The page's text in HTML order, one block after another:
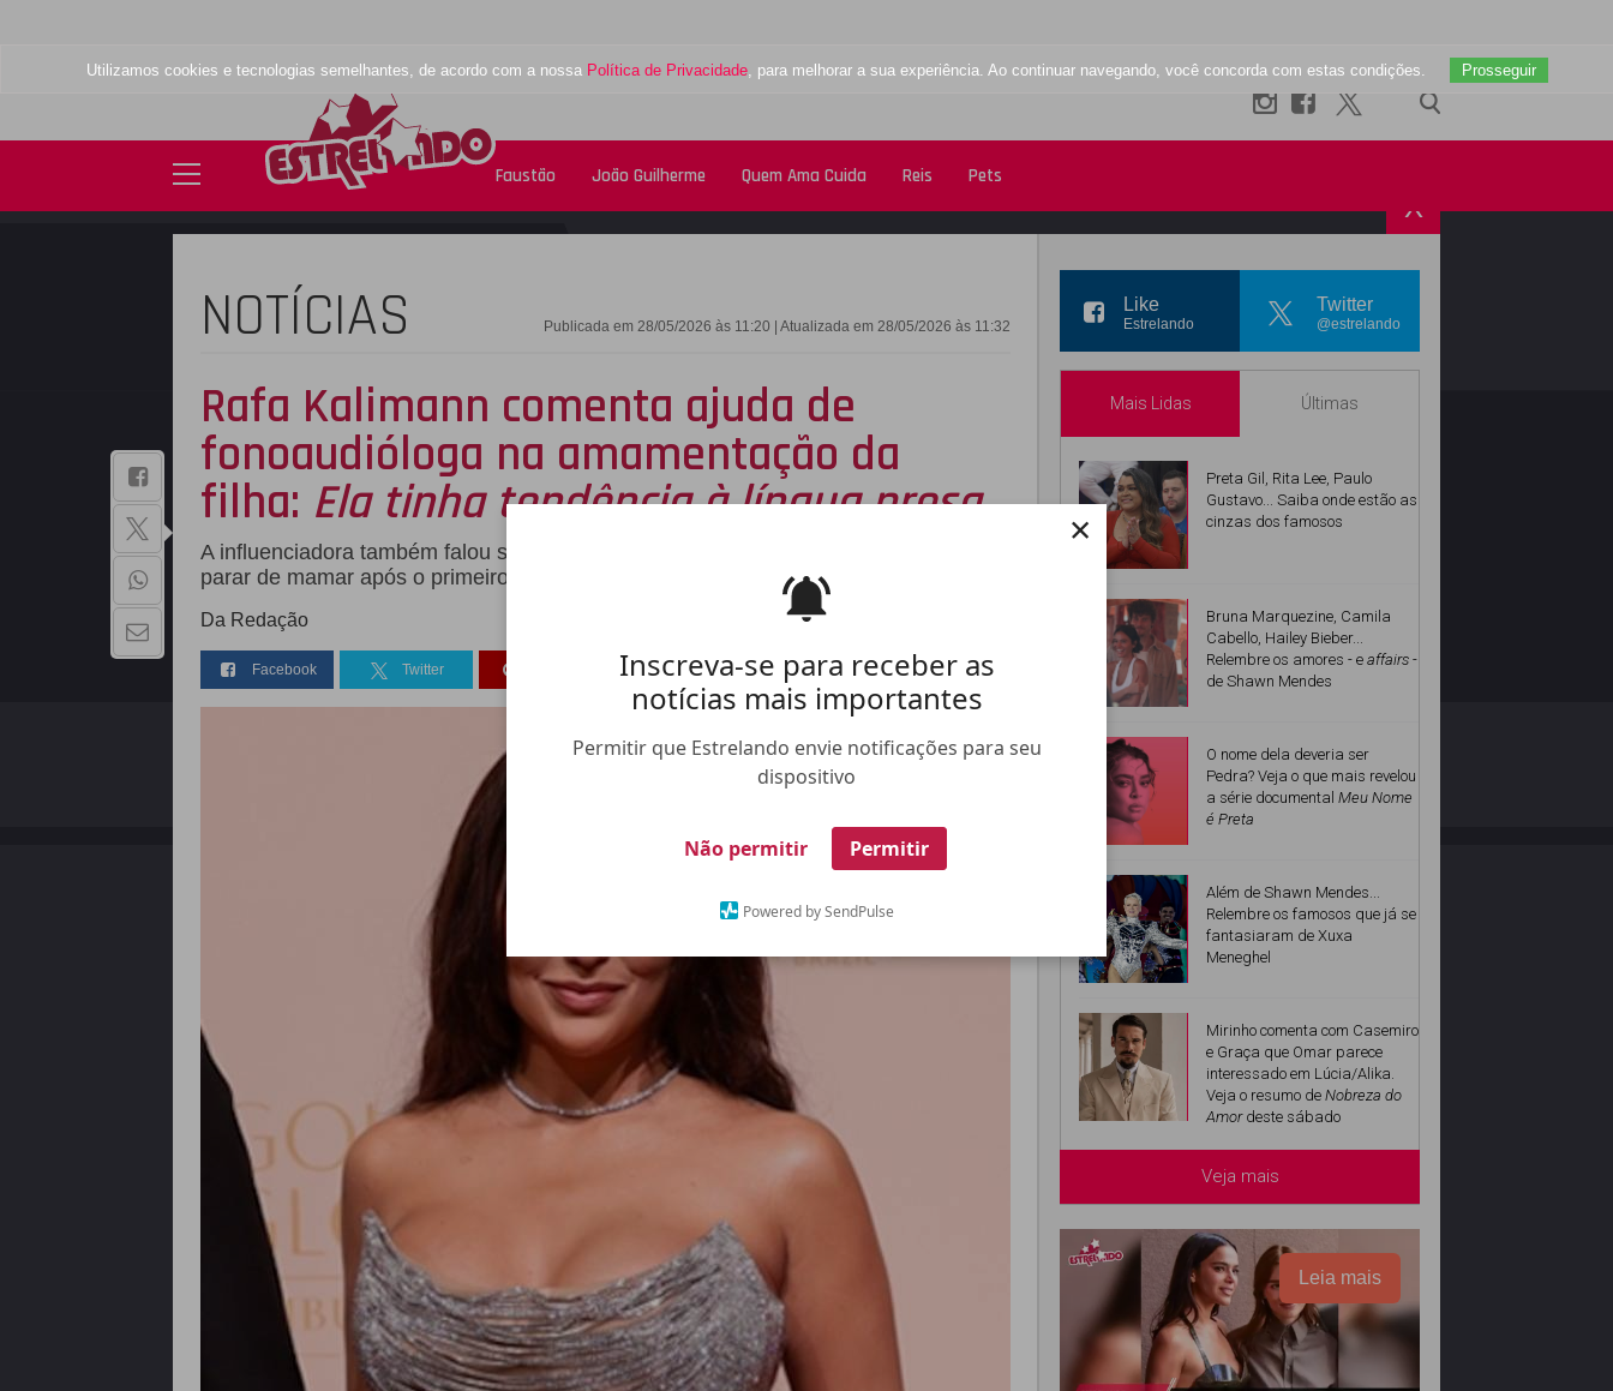
Inscreva-se para receber as
notícias mais importantes
Permitir que Estrelando envie notificações para seu
dispositivo
Não permitir Permitir
Powered by SendPulse
×
Utilizamos cookies e tecnologias semelhantes, de acordo com a nossa Política de Privacidade, para melhorar a sua experiência. Ao continuar navegando, você concorda com estas condições. Prosseguir
Faustão João Guilherme Quem Ama Cuida Reis Pets
X
NOTÍCIAS Publicada em 28/05/2026 às 11:20 | Atualizada em 28/05/2026 às 11:32
Rafa Kalimann comenta ajuda de
fonoaudióloga na amamentação da
filha: Ela tinha tendência à língua presa
A influenciadora também falou sobre a decepção ao ver a pequena Zuza Helena
parar de mamar após o primeiro mês
Da Redação
Facebook Twitter Whatsapp
Like
Estrelando
Twitter
@estrelando
Mais Lidas Últimas
Preta Gil, Rita Lee, Paulo
Gustavo... Saiba onde estão as
cinzas dos famosos
Bruna Marquezine, Camila
Cabello, Hailey Bieber...
Relembre os amores - e affairs -
de Shawn Mendes
O nome dela deveria ser
Pedra? Veja o que mais revelou
a série documental Meu Nome
é Preta
Além de Shawn Mendes...
Relembre os famosos que já se
fantasiaram de Xuxa
Meneghel
Mirinho comenta com Casemiro
e Graça que Omar parece
interessado em Lúcia/Alika.
Veja o resumo de Nobreza do
Amordeste sábado
Veja mais
Leia mais
INSTAGRAM
BAIXE NOSSO
APLICATIVO
FALE CONOSCO ANUNCIE NO ESTRELANDO TRABALHE NO ESTRELANDO
Copyright - 2026 | Todos os direitos reservados Desenvolvido por